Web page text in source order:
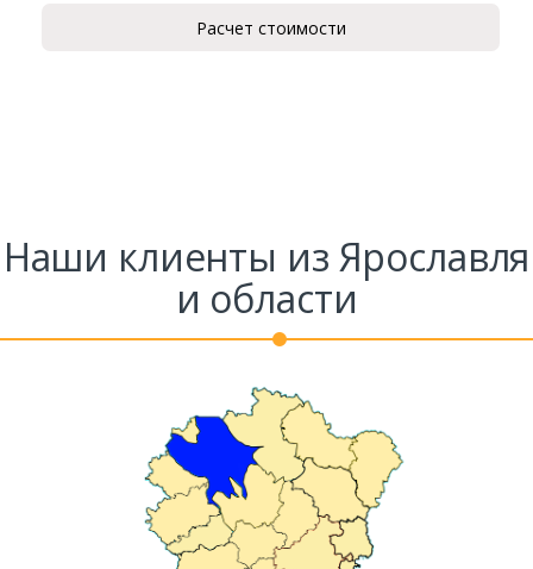
Расчет стоимости
Наши клиенты из Ярославля
и области